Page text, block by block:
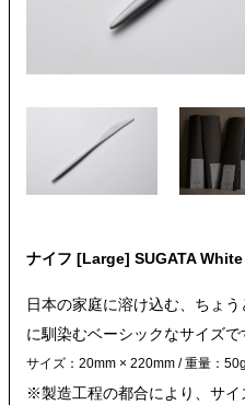
ナイフ [Large] SUGATA White
日本の家庭に溶け込む、ちょ
に馴染むベーシックなサイズで
サイズ：20mm × 220mm / 重量：50g
※製造工程の都合により、サイ